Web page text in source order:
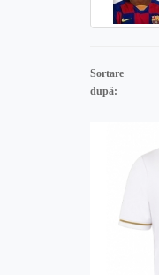
Sortare
după: